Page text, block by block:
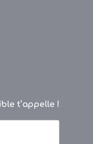
t’appelle !